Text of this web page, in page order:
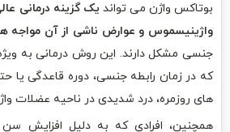
بوتاکس واژن می تواند یک گزینه درمانی
واژینیسموس و عوارض ناشی از آن مواجه
جنسی مشکل دارند. این روش درمانی به
که در زمان رابطه جنسی، دوره قاعدگی یا
های روزمره، درد شدیدی در ناحیه عضلات
همچنین، افرادی که به دلیل افزایش سن